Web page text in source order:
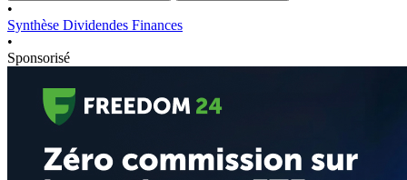
•
Synthèse Dividendes Finances
•
Sponsorisé